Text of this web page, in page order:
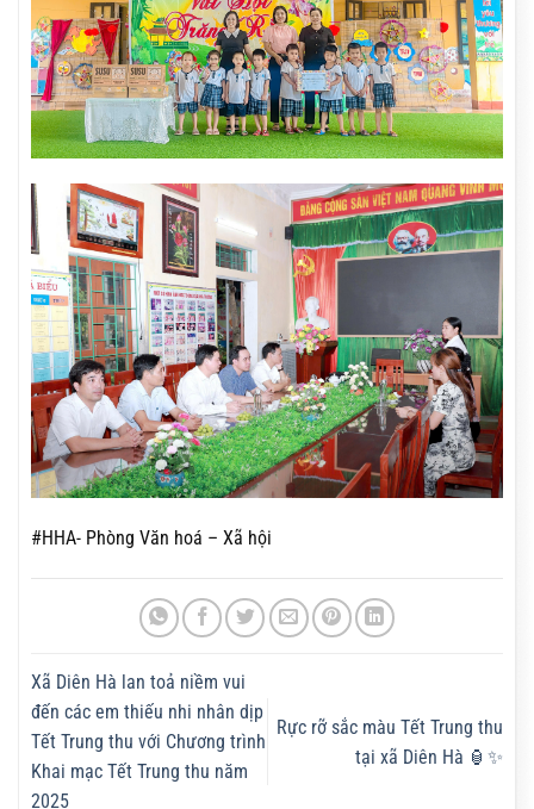
#HHA- Phòng Văn hoá – Xã hội
Xã Diên Hà lan toả niềm vui
đến các em thiếu nhi nhân dịp
Tết Trung thu với Chương trình
Khai mạc Tết Trung thu năm
2025
Rực rỡ sắc màu Tết Trung thu
tại xã Diên Hà 🏮✨